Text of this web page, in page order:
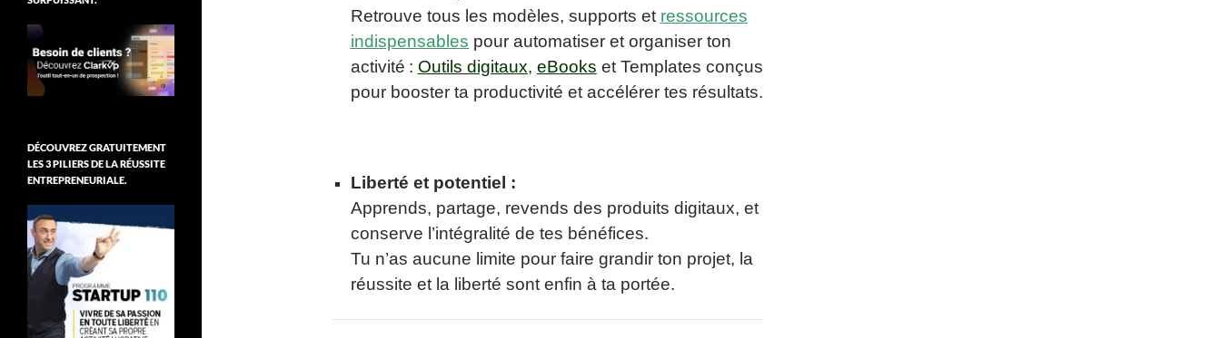
Retrouve tous les modèles, supports et ressources
indispensables pour automatiser et organiser ton
activité : Outils digitaux, eBooks et Templates conçus
pour booster ta productivité et accélérer tes résultats.​
Liberté et potentiel :
Apprends, partage, revends des produits digitaux, et
conserve l’intégralité de tes bénéfices.
Tu n’as aucune limite pour faire grandir ton projet, la
réussite et la liberté sont enfin à ta portée.​
DÉCOUVREZ GRATUITEMENT
LES 3 PILIERS DE LA RÉUSSITE
ENTREPRENEURIALE.